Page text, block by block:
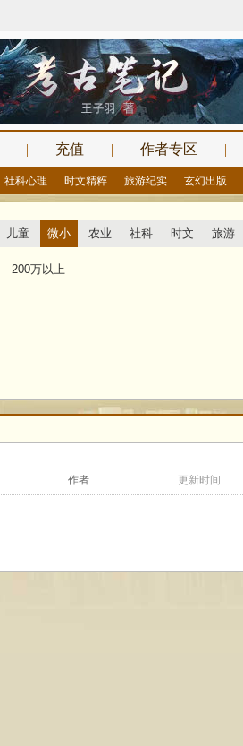
| 充值 | 作者专区 |
社科心理 时文精粹 旅游纪实 玄幻出版
儿童 微小 农业 社科 时文 旅游
200万以上
作者 更新时间